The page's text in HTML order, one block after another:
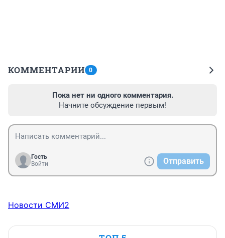
КОММЕНТАРИИ 0
Пока нет ни одного комментария.
Начните обсуждение первым!
Гость
Войти
Отправить
Новости СМИ2